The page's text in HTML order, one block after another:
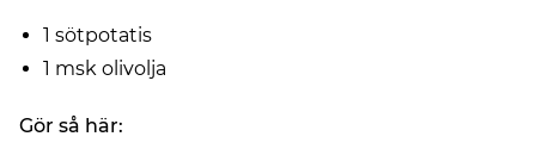
1 sötpotatis
1 msk olivolja
Gör så här: